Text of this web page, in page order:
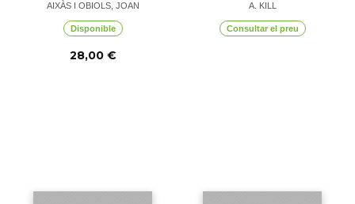
AIXÀS I OBIOLS, JOAN
Disponible
28,00 €
A. KILL
Consultar el preu